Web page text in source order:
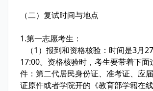
（二）复试时间与地点
1.第一志愿考生：
（1）报到和资格核验：时间是3月
17:00。资格核验时，考生要带着下面
件：第二代居民身份证、准考证、应
证原件或者学院开的《教育部学籍在